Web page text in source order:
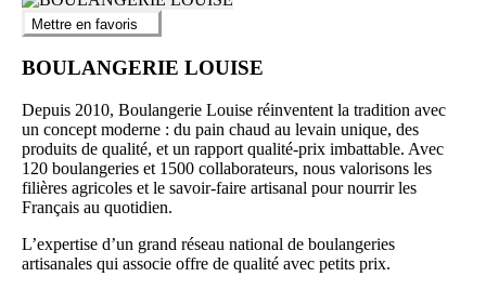
Mettre en favoris
BOULANGERIE LOUISE
Depuis 2010, Boulangerie Louise réinventent la tradition avec
un concept moderne : du pain chaud au levain unique, des
produits de qualité, et un rapport qualité-prix imbattable. Avec
120 boulangeries et 1500 collaborateurs, nous valorisons les
filières agricoles et le savoir-faire artisanal pour nourrir les
Français au quotidien.
L’expertise d’un grand réseau national de boulangeries
artisanales qui associe offre de qualité avec petits prix.